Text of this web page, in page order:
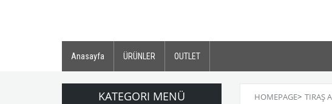
Anasayfa ÜRÜNLER OUTLET
KATEGORI MENÜ HOMEPAGE> TIRAŞ